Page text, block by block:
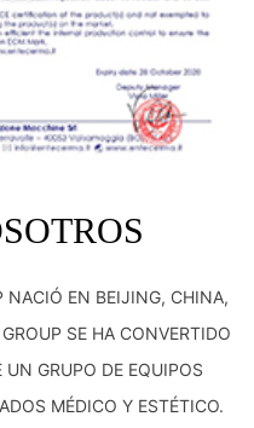
NACIÓ EN BEIJING, CHINA,
SE HA CONVERTIDO
GRUPO DE EQUIPOS
MÉDICO Y ESTÉTICO.